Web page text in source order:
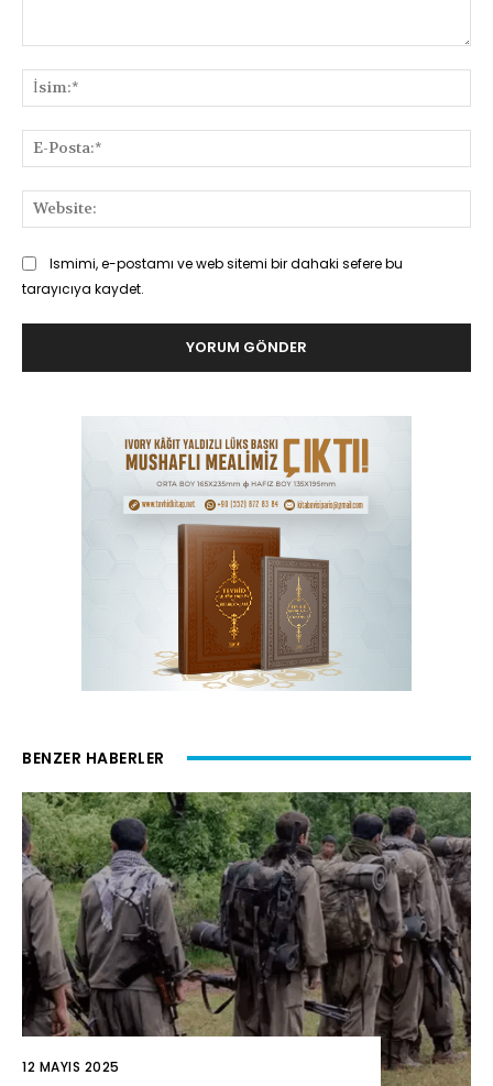
Ismimi, e-postamı ve web sitemi bir dahaki sefere bu
tarayıcıya kaydet.
BENZER HABERLER
12 MAYIS 2025